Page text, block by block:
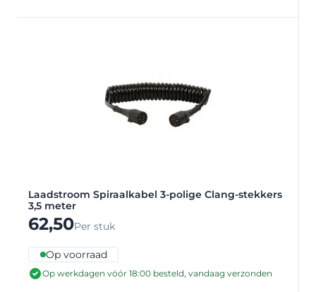
Laadstroom Spiraalkabel 3-polige Clang-stekkers
3,5 meter
62,50Per stuk
Op voorraad
Op werkdagen vóór 18:00 besteld, vandaag verzonden